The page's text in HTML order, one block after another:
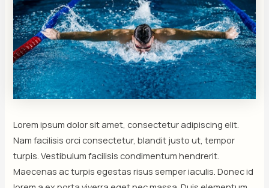
Lorem ipsum dolor sit amet, consectetur adipiscing elit.
Nam facilisis orci consectetur, blandit justo ut, tempor
turpis. Vestibulum facilisis condimentum hendrerit.
Maecenas ac turpis egestas risus semper iaculis. Donec id